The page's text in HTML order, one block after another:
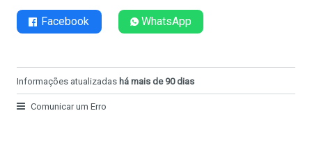
Facebook WhatsApp
Informações atualizadas há mais de 90 dias
Comunicar um Erro